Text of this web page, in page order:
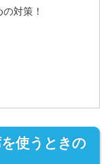
対策！
使うときの